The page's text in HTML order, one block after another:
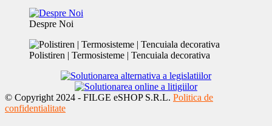
Despre Noi
Polistiren | Termosisteme | Tencuiala decorativa
© Copyright 2024 - FILGE eSHOP S.R.L. Politica de
confidentialitate